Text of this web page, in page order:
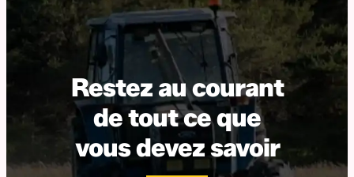
Restez au courant
de tout ce que
vous devez savoir